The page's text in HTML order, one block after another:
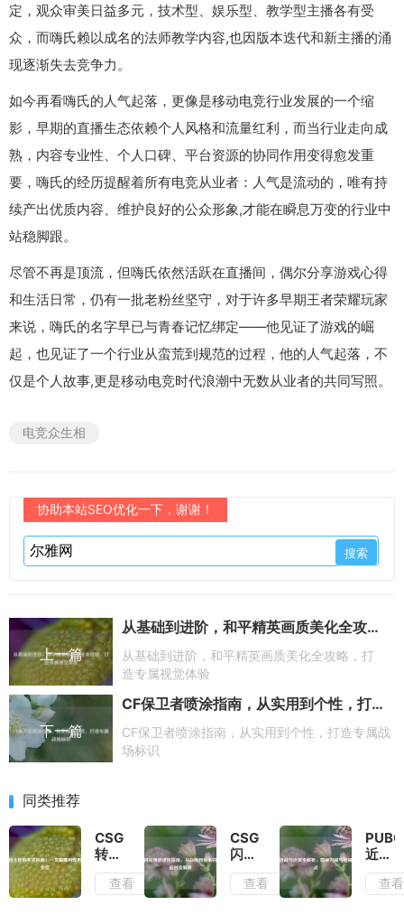
定，观众审美日益多元，技术型、娱乐型、教学型主播各有受
众，而嗨氏赖以成名的法师教学内容,也因版本迭代和新主播的涌
现逐渐失去竞争力。
如今再看嗨氏的人气起落，更像是移动电竞行业发展的一个缩
影，早期的直播生态依赖个人风格和流量红利，而当行业走向成
熟，内容专业性、个人口碑、平台资源的协同作用变得愈发重
要，嗨氏的经历提醒着所有电竞从业者：人气是流动的，唯有持
续产出优质内容、维护良好的公众形象,才能在瞬息万变的行业中
站稳脚跟。
尽管不再是顶流，但嗨氏依然活跃在直播间，偶尔分享游戏心得
和生活日常，仍有一批老粉丝坚守，对于许多早期王者荣耀玩家
来说，嗨氏的名字早已与青春记忆绑定——他见证了游戏的崛
起，也见证了一个行业从蛮荒到规范的过程，他的人气起落，不
仅是个人故事,更是移动电竞时代浪潮中无数从业者的共同写照。
电竞众生相
协助本站SEO优化一下，谢谢！
上一篇
从基础到进阶，和平精英画质美化全攻略，打造专属视觉体验
从基础到进阶，和平精英画质美化全攻略，打
造专属视觉体验
下一篇
CF保卫者喷涂指南，从实用到个性，打造专属战场标识
CF保卫者喷涂指南，从实用到个性，打造专属战
场标识
同类推荐
CSGO
转土
区购
买先
查看
CSGO
闪光
规避
进阶
查看
PUBG
近战
与远
攻全
查看